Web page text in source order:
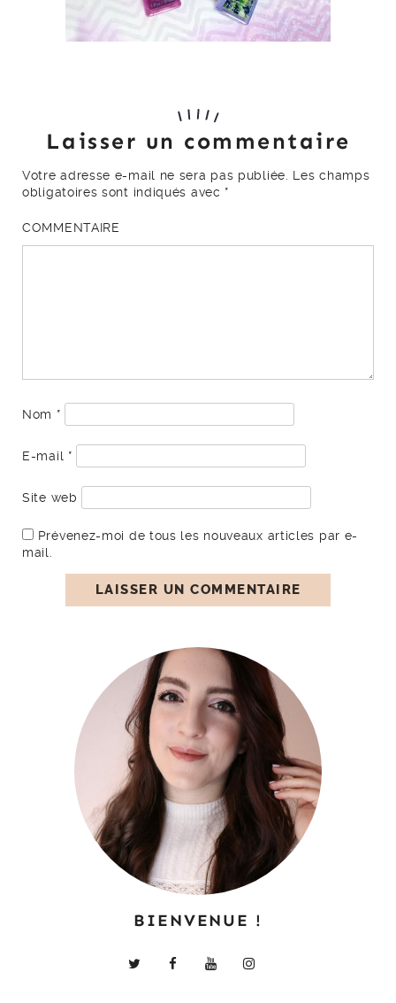
Laisser un commentaire
Votre adresse e-mail ne sera pas publiée.
Les champs
obligatoires sont indiqués avec *
COMMENTAIRE
Nom *
E-mail *
Site web
Prévenez-moi de tous les nouveaux articles par e-
mail.
BIENVENUE !